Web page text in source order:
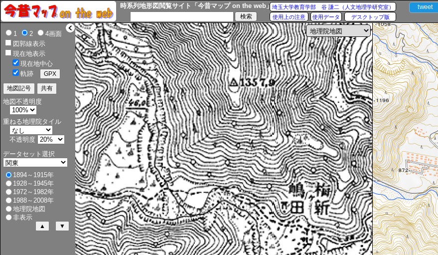
> tweet
時系列地形図閲覧サイト「今昔マップ on the web」埼玉大学教育学部 谷 謙二（人文地理学研究室）
使用上の注意
使用データ デスクトップ版
1 2
4画面
図郭線表示
現在地表示
現在地中心
軌跡
地図不透明度
重ねる地理院タイル
不透明度
データセット選択
1894～1915年
1928～1945年
1972～1982年
1988～2008年
地理院地図
非表示